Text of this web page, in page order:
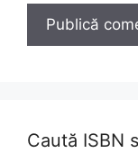
Caută ISBN